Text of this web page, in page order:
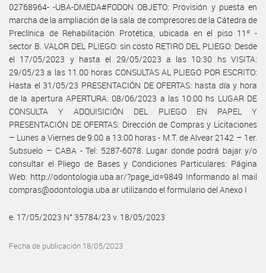
02768964- -UBA-DMEDA#FODON OBJETO: Provisión y puesta en
marcha de la ampliación de la sala de compresores de la Cátedra de
Preclínica de Rehabilitación Protética, ubicada en el piso 11º -
sector B. VALOR DEL PLIEGO: sin costo RETIRO DEL PLIEGO: Desde
el 17/05/2023 y hasta el 29/05/2023 a las 10:30 hs VISITA:
29/05/23 a las 11.00 horas CONSULTAS AL PLIEGO POR ESCRITO:
Hasta el 31/05/23 PRESENTACIÓN DE OFERTAS: hasta día y hora
de la apertura APERTURA: 08/06/2023 a las 10:00 hs LUGAR DE
CONSULTA Y ADQUISICIÓN DEL PLIEGO EN PAPEL Y
PRESENTACIÓN DE OFERTAS: Dirección de Compras y Licitaciones
– Lunes a Viernes de 9:00 a 13:00 horas - M.T. de Alvear 2142 – 1er.
Subsuelo – CABA - Tel: 5287-6078. Lugar donde podrá bajar y/o
consultar el Pliego de Bases y Condiciones Particulares: Página
Web: http://odontologia.uba.ar/?page_id=9849 Informando al mail
compras@odontologia.uba.ar utilizando el formulario del Anexo I
e. 17/05/2023 N° 35784/23 v. 18/05/2023
Fecha de publicación 18/05/2023